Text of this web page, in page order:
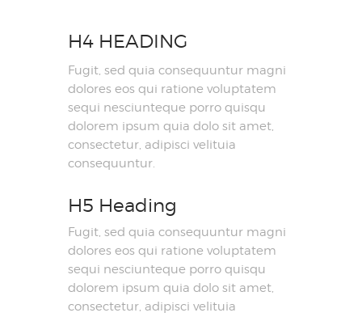
H4 HEADING
Fugit, sed quia consequuntur magni
dolores eos qui ratione voluptatem
sequi nesciunteque porro quisqu
dolorem ipsum quia dolo sit amet,
consectetur, adipisci velituia
consequuntur.
H5 Heading
Fugit, sed quia consequuntur magni
dolores eos qui ratione voluptatem
sequi nesciunteque porro quisqu
dolorem ipsum quia dolo sit amet,
consectetur, adipisci velituia